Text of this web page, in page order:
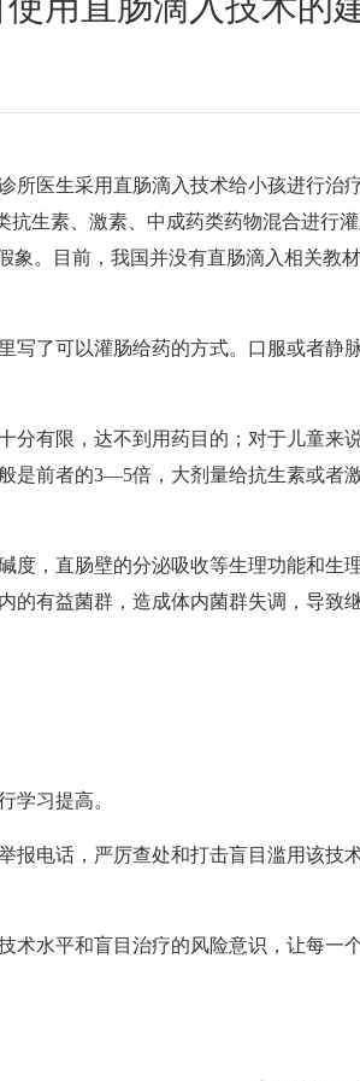
所医生采用直肠滴入技术给小孩进行治
生素、激素、中成药类药物混合进行灌
象。目前，我国并没有直肠滴入相关教
写了可以灌肠给药的方式。口服或者静
分有限，达不到用药目的；对于儿童来
是前者的3—5倍，大剂量给抗生素或者
度，直肠壁的分泌吸收等生理功能和生
的有益菌群，造成体内菌群失调，导致
学习提高。
报电话，严厉查处和打击盲目滥用该技
术水平和盲目治疗的风险意识，让每一